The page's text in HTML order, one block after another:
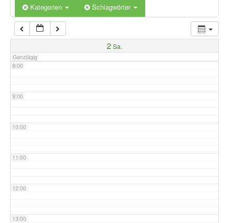
Kategorien Schlagwörter
2 Sa.
Ganztägig
7:00
8:00
9:00
10:00
11:00
12:00
13:00